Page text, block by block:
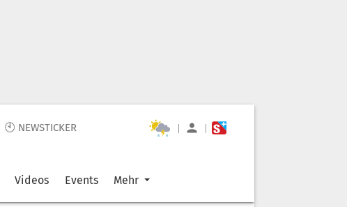
🕙 NEWSTICKER | |
Videos Events Mehr